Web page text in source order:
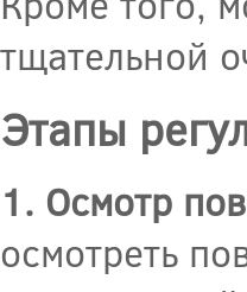
тщательной
Этапы
1. Осмотр
осмотреть